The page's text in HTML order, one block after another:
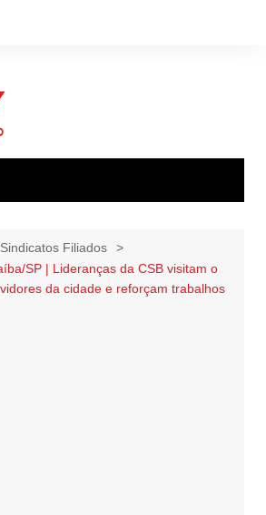
Sindicatos Filiados
SP | Lideranças da CSB visitam o
da cidade e reforçam trabalhos